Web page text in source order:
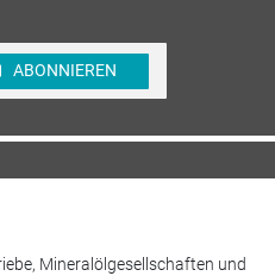
ABONNIEREN
Mineralölgesellschaften und